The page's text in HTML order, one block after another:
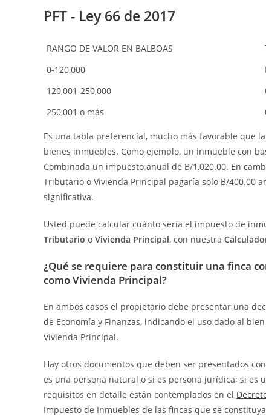
PFT - Ley 66 de 2017
RANGO DE VALOR EN BALBOAS
0-120,000
120,001-250,000
250,001 o más
Es una tabla preferencial, mucho más favorable que
bienes inmuebles. Como ejemplo, un inmueble con
Combinada un impuesto anual de B/1,020.00. En
Tributario o Vivienda Principal pagaría solo B/400.00
significativa.
Usted puede calcular cuánto sería el impuesto de
Tributario o Vivienda Principal, con nuestra
¿Qué se requiere para constituir una finca
como Vivienda Principal?
En ambos casos el propietario debe presentar una
de Economía y Finanzas, indicando el uso dado al
Vivienda Principal.
Hay otros documentos que deben ser presentados
es una persona natural o si es persona jurídica; si es
requisitos en detalle están contemplados en el
Impuesto de Inmuebles de las fincas que se